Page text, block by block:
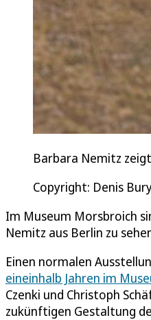
Barbara Nemitz
Copyright: Denis
Im Museum Morsbroich
Nemitz aus Berlin zu
Einen normalen
eineinhalb Jahren im
Czenki und Christoph
zukünftigen Gestaltung